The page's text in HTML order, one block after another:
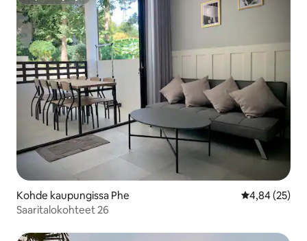
Kohde kaupungissa Phe
4,84 (25)
Saaritalokohteet 26